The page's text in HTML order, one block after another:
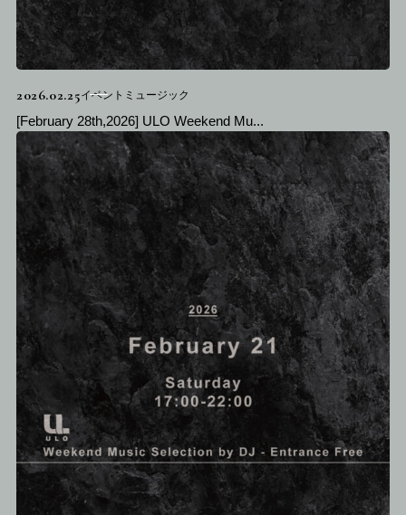
2026.02.25イベントミュージック
[February 28th,2026] ULO Weekend Mu...